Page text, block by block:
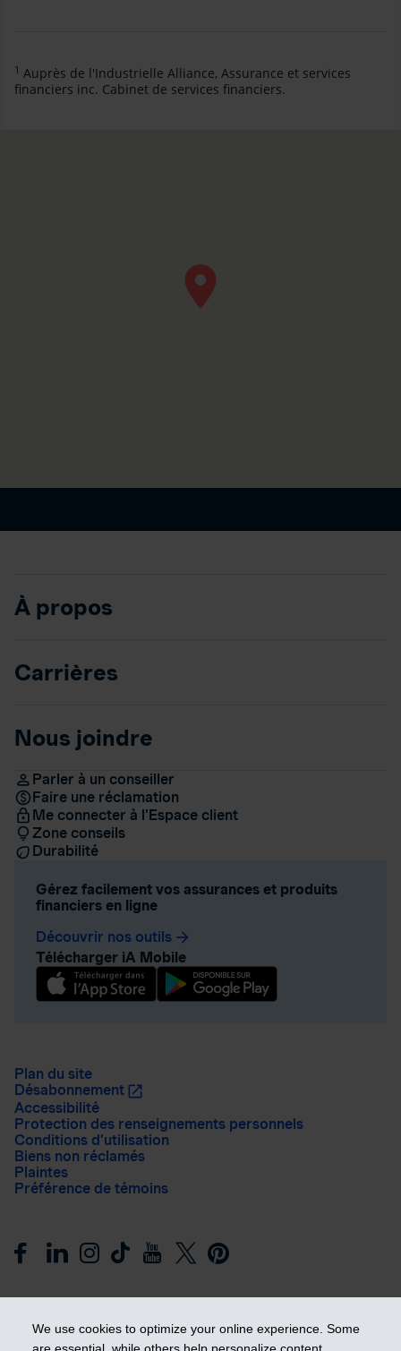
We use cookies to optimize your online experience. Some
1 Auprès de l'Industrielle Alliance, Assurance et services
financiers inc. Cabinet de services financiers.
À propos
Carrières
Nous joindre
Parler à un conseiller
Faire une réclamation
Me connecter à l’Espace client
Zone conseils
Durabilité
Gérez facilement vos assurances et produits
financiers en ligne
Découvrir nos outils arrow_forward
Télécharger iA Mobile
Plan du site
Désabonnement
Accessibilité
Protection des renseignements personnels
Conditions d’utilisation
Biens non réclamés
Plaintes
Préférence de témoins